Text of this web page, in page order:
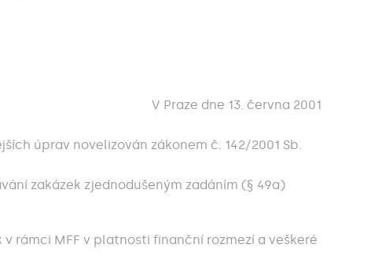
V Praze dne 13. června 2001
úprav novelizován zákonem č. 142/2001 Sb.
zakázek zjednodušeným zadáním (§ 49a)
rámci MFF v platnosti finanční rozmezí a veškeré